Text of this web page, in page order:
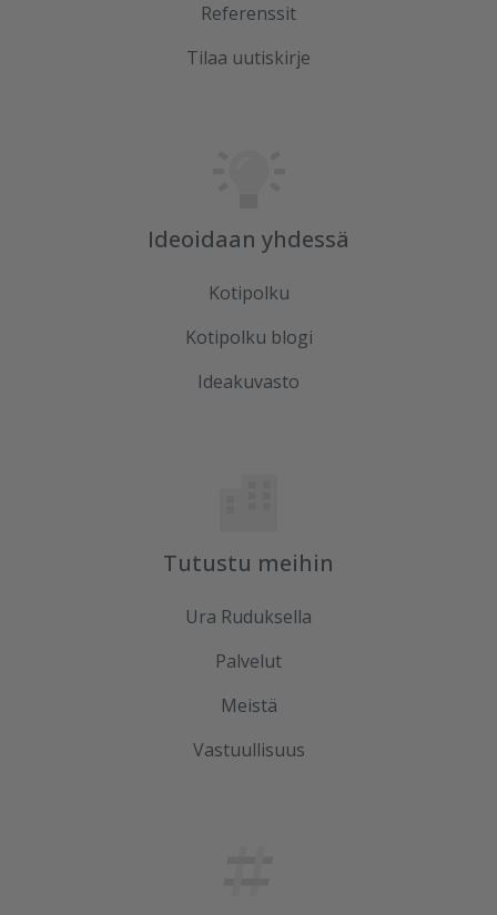
Referenssit
Tilaa uutiskirje
Ideoidaan yhdessä
Kotipolku
Kotipolku blogi
Ideakuvasto
Tutustu meihin
Ura Ruduksella
Palvelut
Meistä
Vastuullisuus